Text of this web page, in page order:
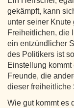
gekämpft, kann
unter seiner
Freiheitlichen, die
ein entzündlicher
des Politikers ist
Einstellung
Freunde, die
dieser freiheitliche
Wie gut kommt es